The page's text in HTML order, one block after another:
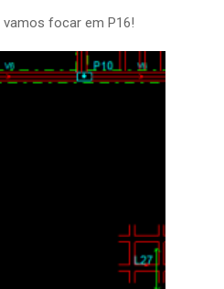
focar em P16!